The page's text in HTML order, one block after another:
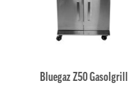
Bluegaz Z50 Gasolgrill